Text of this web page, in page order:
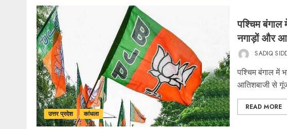
उत्तर प्रदेश कांधला
पश्चिम
नगाड़ों और
SADIQ
पश्चिम बंगाल में
आतिशबाजी से
READ MORE